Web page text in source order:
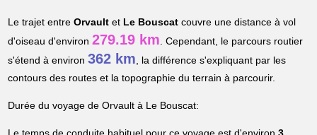
Le trajet entreOrvault et Le Bouscat couvre une distance à vol
d'oiseau d'environ279.19 km. Cependant, le parcours routier
s'étend à environ362 km, la différence s'expliquant par les
contours des routes et la topographie du terrain à parcourir.
Durée du voyage de Orvault à Le Bouscat: